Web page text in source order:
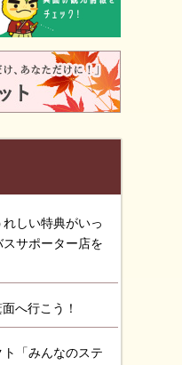
しい特典がいっ
サポーター店を
へ行こう！
「みんなのステ